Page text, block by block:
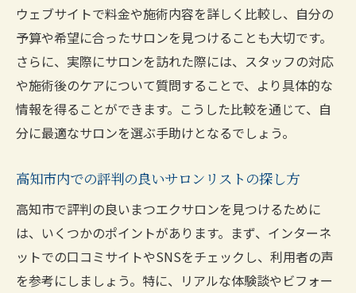
ウェブサイトで料金や施術内容を詳しく比較し、自分の
予算や希望に合ったサロンを見つけることも大切です。
さらに、実際にサロンを訪れた際には、スタッフの対応
や施術後のケアについて質問することで、より具体的な
情報を得ることができます。こうした比較を通じて、自
分に最適なサロンを選ぶ手助けとなるでしょう。
高知市内での評判の良いサロンリストの探し方
高知市で評判の良いまつエクサロンを見つけるために
は、いくつかのポイントがあります。まず、インターネ
ットでの口コミサイトやSNSをチェックし、利用者の声
を参考にしましょう。特に、リアルな体験談やビフォー